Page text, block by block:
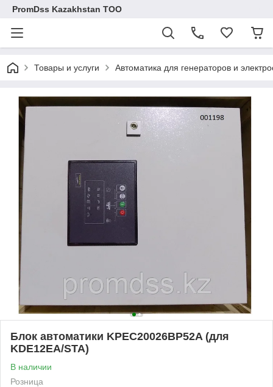
PromDss Kazakhstan TOO
Товары и услуги Автоматика для генераторов и
Блок автоматики KPEC20026BP52A (для
KDE12EA/STA)
В наличии
Розница